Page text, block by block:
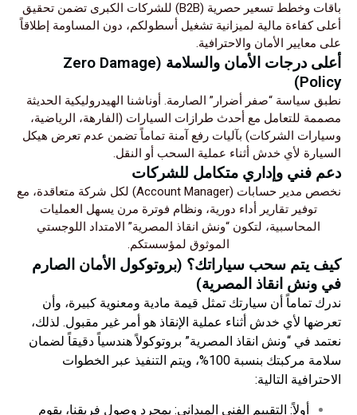
باقات وخطط تسعير حصرية (B2B) للشركات الكبرى تضمن تحقيق
أعلى كفاءة مالية لميزانية تشغيل أسطولكم، دون المساومة إطلاقاً
على معايير الأمان والاحترافية.
أعلى درجات الأمان والسلامة (Zero Damage
Policy)
نطبق سياسة “صفر أضرار” الصارمة. أوناشنا الهيدروليكية الحديثة
مصممة للتعامل مع أحدث طرازات السيارات (الفارهة، الرياضية،
وسيارات الشركات) بآليات رفع آمنة تماماً تضمن عدم تعرض هيكل
السيارة لأي خدش أثناء عملية السحب أو النقل.
دعم فني وإداري متكامل للشركات
نخصص مدير حسابات (Account Manager) لكل شركة متعاقدة، مع
توفير تقارير أداء دورية، ونظام فوترة مرن يسهل العمليات
المحاسبية، لتكون “ونش انقاذ المصرية” الامتداد اللوجستي
الموثوق لمؤسستكم.
كيف يتم سحب سياراتك؟ (بروتوكول الأمان الصارم
في ونش انقاذ المصرية)
ندرك تماماً أن سيارتك تمثل قيمة مادية ومعنوية كبيرة، وأن
تعرضها لأي خدش أثناء عملية الإنقاذ هو أمر غير مقبول. لذلك،
نعتمد في “ونش انقاذ المصرية” بروتوكولاً هندسياً دقيقاً لضمان
سلامة مركبتك بنسبة 100%، ويتم التنفيذ عبر الخطوات
الاحترافية التالية:
أولاً: التقييم الفني الميداني: بمجرد وصول فريقنا، يقوم